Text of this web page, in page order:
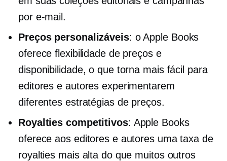
por e-mail.
Preços personalizáveis: o Apple Books
oferece flexibilidade de preços e
disponibilidade, o que torna mais fácil para
editores e autores experimentarem
diferentes estratégias de preços.
Royalties competitivos: Apple Books
oferece aos editores e autores uma taxa de
royalties mais alta do que muitos outros